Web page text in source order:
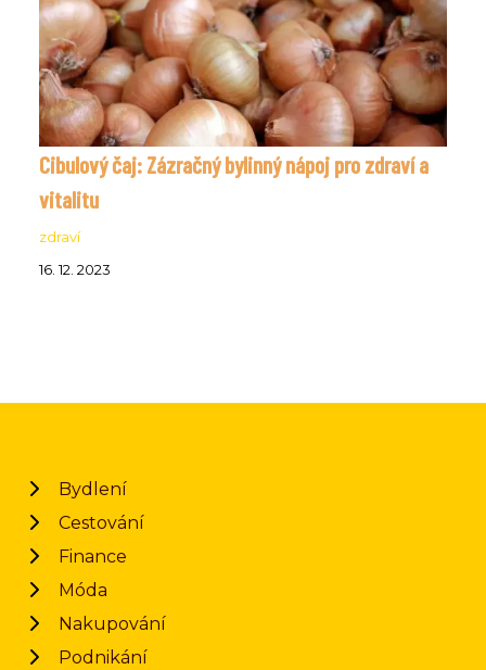
Cibulový čaj: Zázračný bylinný nápoj pro zdraví a
vitalitu
zdraví
16. 12. 2023
Bydlení
Cestování
Finance
Móda
Nakupování
Podnikání